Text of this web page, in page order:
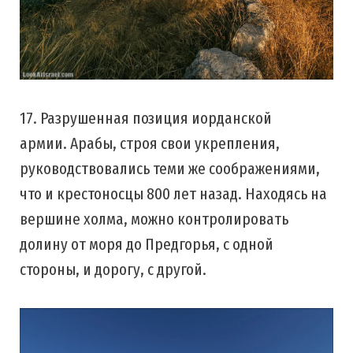
17. Разрушенная позиция иорданской
армии. Арабы, строя свои укрепления,
руководствовались теми же соображениями,
что и крестоносцы 800 лет назад. Находясь на
вершине холма, можно контролировать
долину от моря до Предгорья, с одной
стороны, и дорогу, с другой.